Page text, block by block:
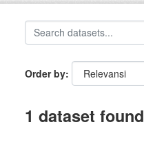
Order by
1 dataset found